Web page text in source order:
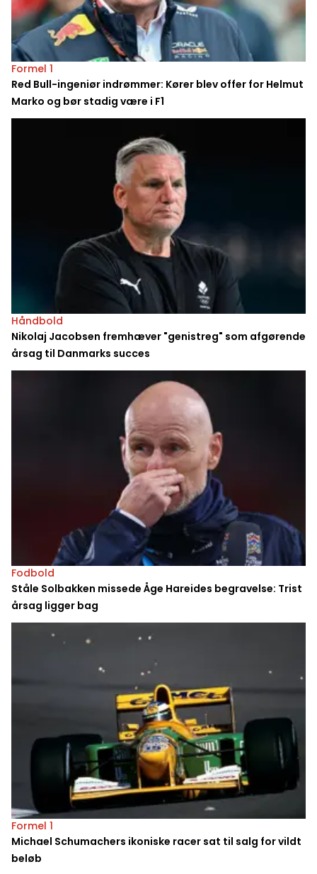
Formel 1
Red Bull-ingeniør indrømmer: Kører blev offer for Helmut
Marko og bør stadig være i F1
Håndbold
Nikolaj Jacobsen fremhæver "genistreg" som afgørende
årsag til Danmarks succes
Fodbold
Ståle Solbakken missede Åge Hareides begravelse: Trist
årsag ligger bag
Formel 1
Michael Schumachers ikoniske racer sat til salg for vildt
beløb